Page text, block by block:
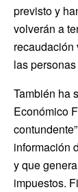
previsto y
volverán a
recaudación
las
También ha
Económico
información
y que
impuestos.